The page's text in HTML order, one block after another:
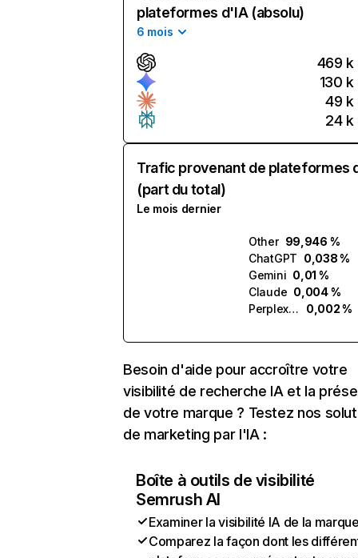
plateformes d'IA (absolu)
6 mois
469 k
130 k
49 k
24 k
Trafic provenant de plateformes
(part du total)
Le mois dernier
Other 99,946 %
ChatGPT 0,038 %
Gemini 0,01 %
Claude 0,004 %
Perplexity
0,002 %
Besoin d'aide pour accroître votre
visibilité de recherche IA et la
de votre marque ? Testez nos
de marketing par l'IA :
Boîte à outils de visibilité
Semrush AI
Examiner la visibilité IA de la
Comparez la façon dont les